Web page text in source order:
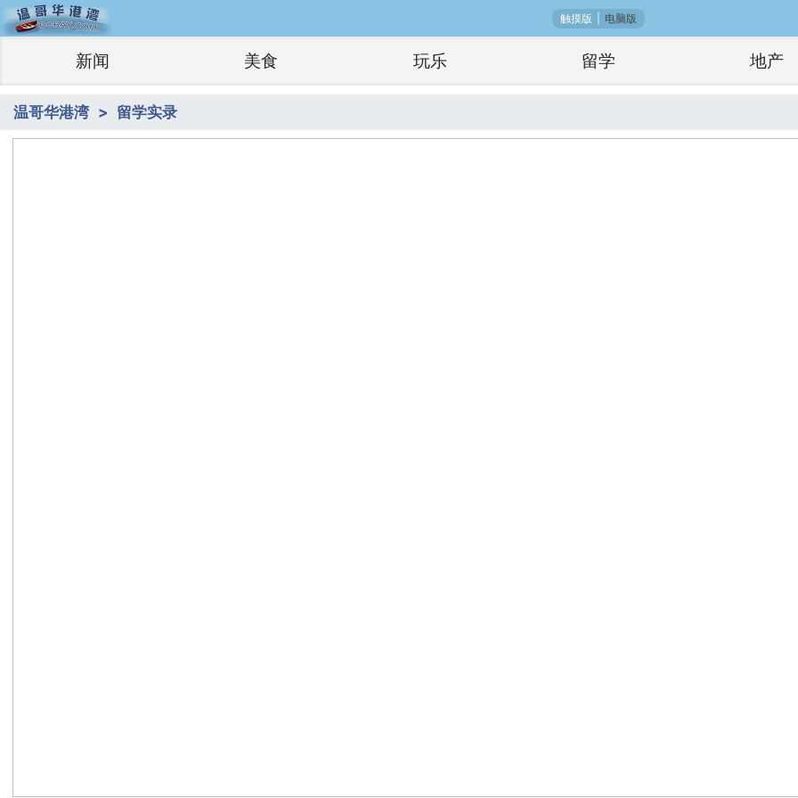
触摸版 电脑版
新闻 美食 玩乐 留学 地产
温哥华港湾 留学实录